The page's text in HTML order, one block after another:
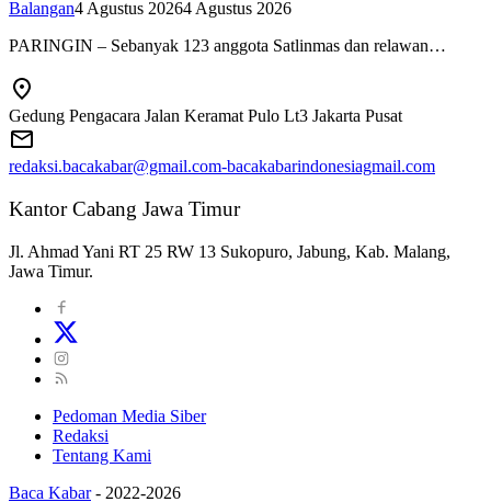
Balangan4 Agustus 20264 Agustus 2026
PARINGIN – Sebanyak 123 anggota Satlinmas dan relawan…
Gedung Pengacara Jalan Keramat Pulo Lt3 Jakarta Pusat
redaksi.bacakabar@gmail.com-bacakabarindonesiagmail.com
Kantor Cabang Jawa Timur
Jl. Ahmad Yani RT 25 RW 13 Sukopuro, Jabung, Kab. Malang,
Jawa Timur.
Pedoman Media Siber
Redaksi
Tentang Kami
Baca Kabar - 2022-2026